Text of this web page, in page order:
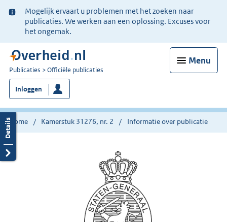
Ter
informatie:
Mogelijk ervaart u problemen met het zoeken naar
publicaties. We werken aan een oplossing. Excuses voor
het ongemak.
Menu
U
bent
nu
hier:
Publicaties Officiële publicaties
Inloggen
Home Kamerstuk 31276, nr. 2 Informatie over publicatie